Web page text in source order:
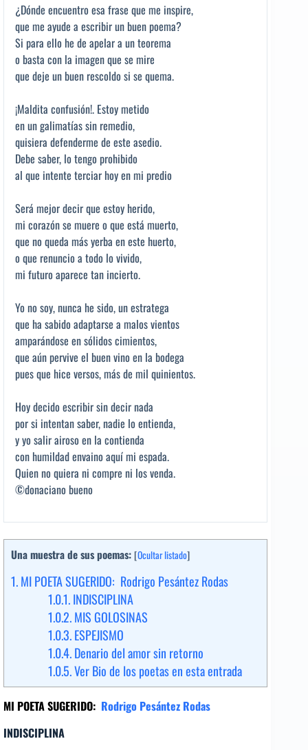
¿Dónde encuentro esa frase que me inspire,
que me ayude a escribir un buen poema?
Si para ello he de apelar a un teorema
o basta con la imagen que se mire
que deje un buen rescoldo si se quema.
¡Maldita confusión!. Estoy metido
en un galimatías sin remedio,
quisiera defenderme de este asedio.
Debe saber, lo tengo prohibido
al que intente terciar hoy en mi predio
Será mejor decir que estoy herido,
mi corazón se muere o que está muerto,
que no queda más yerba en este huerto,
o que renuncio a todo lo vivido,
mi futuro aparece tan incierto.
Yo no soy, nunca he sido, un estratega
que ha sabido adaptarse a malos vientos
amparándose en sólidos cimientos,
que aún pervive el buen vino en la bodega
pues que hice versos, más de mil quinientos.
Hoy decido escribir sin decir nada
por si intentan saber, nadie lo entienda,
y yo salir airoso en la contienda
con humildad envaino aquí mi espada.
Quien no quiera ni compre ni los venda.
©donaciano bueno
Una muestra de sus poemas: [Ocultar listado]
1.MI POETA SUGERIDO: Rodrigo Pesántez Rodas
1.0.1.INDISCIPLINA
1.0.2.MIS GOLOSINAS
1.0.3.ESPEJISMO
1.0.4.Denario del amor sin retorno
1.0.5.Ver Bio de los poetas en esta entrada
MI POETA SUGERIDO: Rodrigo Pesántez Rodas
INDISCIPLINA